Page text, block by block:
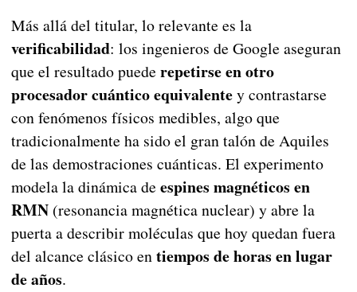
Más allá del titular, lo relevante es la
verificabilidad: los ingenieros de Google aseguran
que el resultado puede repetirse en otro
procesador cuántico equivalentey contrastarse
con fenómenos físicos medibles, algo que
tradicionalmente ha sido el gran talón de Aquiles
de las demostraciones cuánticas. El experimento
modela la dinámica de espines magnéticos en
RMN(resonancia magnética nuclear) y abre la
puerta a describir moléculas que hoy quedan fuera
del alcance clásico entiempos de horas en lugar
de años.